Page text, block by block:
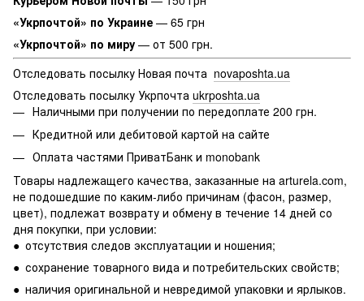
«Укрпочтой» по Украине — 65 грн
«Укрпочтой» по миру — от 500 грн.
Отследовать посылку Новая почта novaposhta.ua
Отследовать посылку Укрпочта ukrposhta.ua
Наличными при получении по передоплате 200 грн.
Кредитной или дебитовой картой на сайте
Оплата частями ПриватБанк и monobank
Товары надлежащего качества, заказанные на arturela.com,
не подошедшие по каким-либо причинам (фасон, размер,
цвет), подлежат возврату и обмену в течение 14 дней со
дня покупки, при условии:
● отсутствия следов эксплуатации и ношения;
● сохранение товарного вида и потребительских свойств;
● наличия оригинальной и невредимой упаковки и ярлыков.